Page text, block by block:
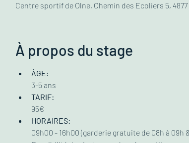
Centre sportif de Olne, Chemin des Ecoliers 5,
À propos du stage
ÂGE:
3-5 ans
TARIF:
95€
HORAIRES:
09h00 - 16h00 (garderie gratuite de 08h à 09h